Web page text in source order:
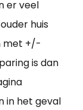
er veel
huis
met +/-
is dan
in het geval